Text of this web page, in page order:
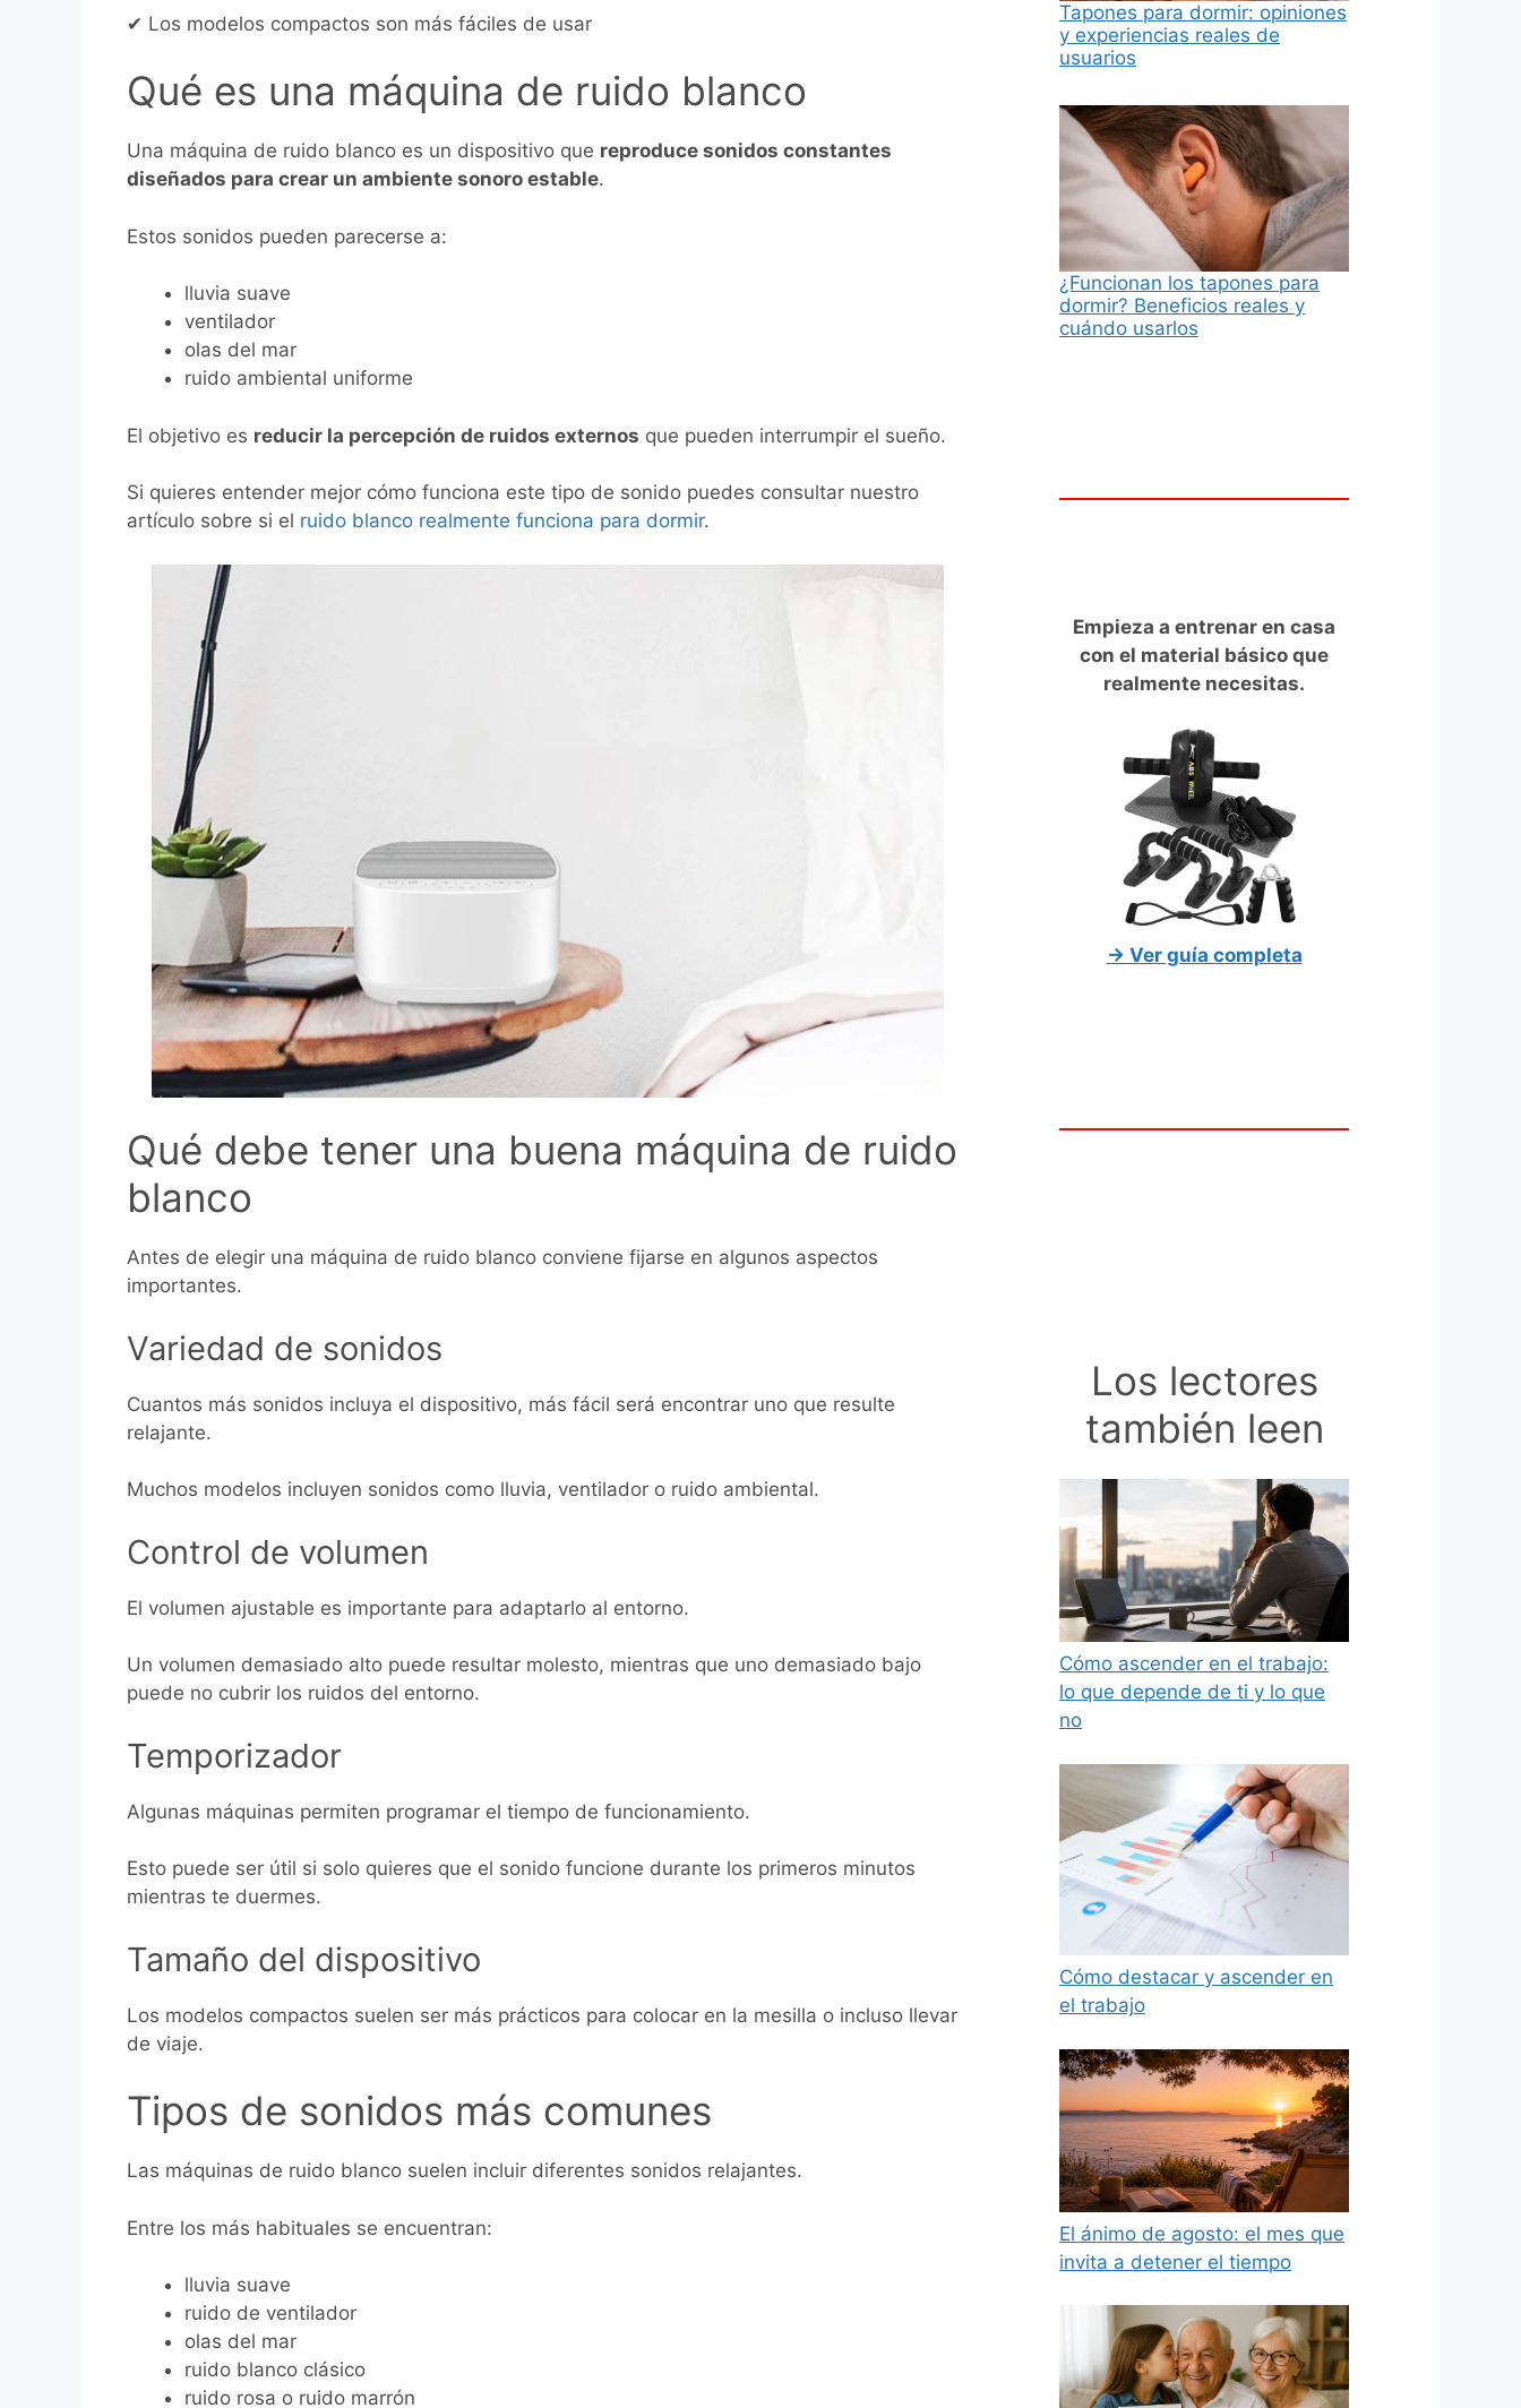
✔ Los modelos compactos son más fáciles de usar
Qué es una máquina de ruido blanco
Una máquina de ruido blanco es un dispositivo que reproduce sonidos constantes
diseñados para crear un ambiente sonoro estable.
Estos sonidos pueden parecerse a:
lluvia suave
ventilador
olas del mar
ruido ambiental uniforme
El objetivo es reducir la percepción de ruidos externos que pueden interrumpir el sueño.
Si quieres entender mejor cómo funciona este tipo de sonido puedes consultar nuestro
artículo sobre si el ruido blanco realmente funciona para dormir.
Qué debe tener una buena máquina de ruido
blanco
Antes de elegir una máquina de ruido blanco conviene fijarse en algunos aspectos
importantes.
Variedad de sonidos
Cuantos más sonidos incluya el dispositivo, más fácil será encontrar uno que resulte
relajante.
Muchos modelos incluyen sonidos como lluvia, ventilador o ruido ambiental.
Control de volumen
El volumen ajustable es importante para adaptarlo al entorno.
Un volumen demasiado alto puede resultar molesto, mientras que uno demasiado bajo
puede no cubrir los ruidos del entorno.
Temporizador
Algunas máquinas permiten programar el tiempo de funcionamiento.
Esto puede ser útil si solo quieres que el sonido funcione durante los primeros minutos
mientras te duermes.
Tamaño del dispositivo
Los modelos compactos suelen ser más prácticos para colocar en la mesilla o incluso llevar
de viaje.
Tipos de sonidos más comunes
Las máquinas de ruido blanco suelen incluir diferentes sonidos relajantes.
Entre los más habituales se encuentran:
lluvia suave
ruido de ventilador
olas del mar
ruido blanco clásico
ruido rosa o ruido marrón
Tapones para dormir: opiniones
y experiencias reales de
usuarios
¿Funcionan los tapones para
dormir? Beneficios reales y
cuándo usarlos
Empieza a entrenar en casa
con el material básico que
realmente necesitas.
→ Ver guía completa
Los lectores
también leen
Cómo ascender en el trabajo:
lo que depende de ti y lo que
no
Cómo destacar y ascender en
el trabajo
El ánimo de agosto: el mes que
invita a detener el tiempo